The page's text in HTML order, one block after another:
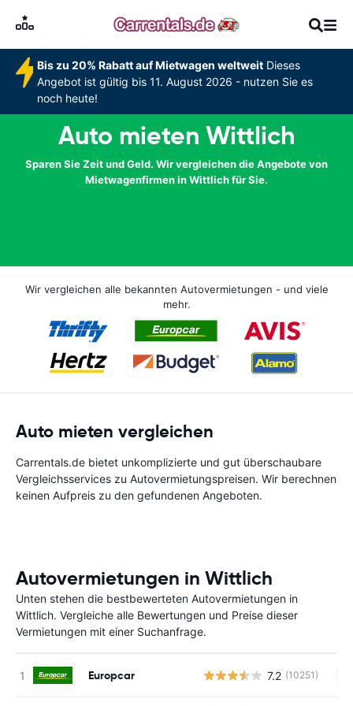
Bis zu 20% Rabatt auf Mietwagen weltweitDieses
Angebot ist gültig bis 11. August 2026 - nutzen Sie es
noch heute!
Auto mieten Wittlich
Sparen Sie Zeit und Geld. Wir vergleichen die Angebote von
Mietwagenfirmen in Wittlich für Sie.
Wir vergleichen alle bekannten Autovermietungen - und viele
mehr.
Auto mieten vergleichen
Carrentals.de bietet unkomplizierte und gut überschaubare
Vergleichsservices zu Autovermietungspreisen. Wir berechnen
keinen Aufpreis zu den gefundenen Angeboten.
Autovermietungen in Wittlich
Unten stehen die bestbewerteten Autovermietungen in
Wittlich. Vergleiche alle Bewertungen und Preise dieser
Vermietungen mit einer Suchanfrage.
Europcar 7.2 (10251)